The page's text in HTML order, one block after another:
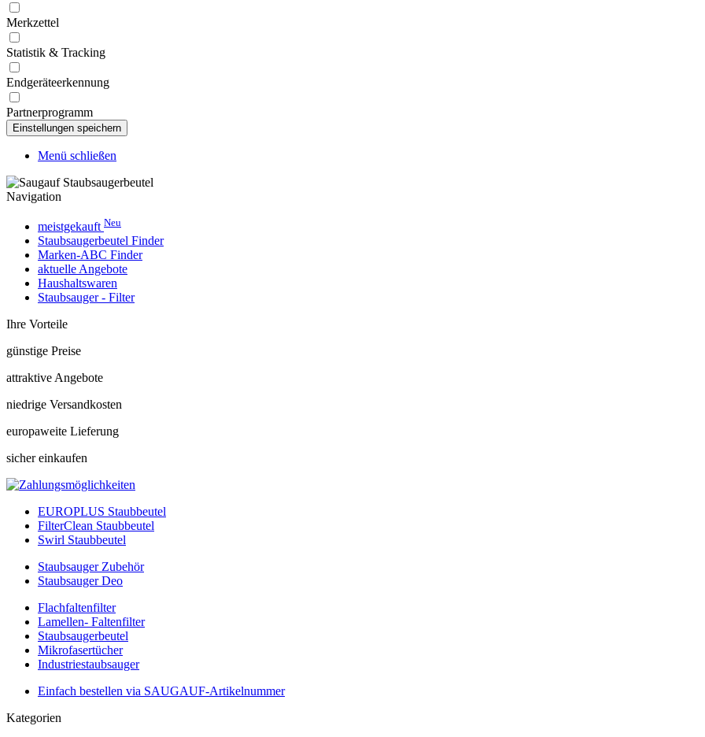
Merkzettel
Statistik & Tracking
Endgeräteerkennung
Partnerprogramm
Menü schließen
Navigation
meistgekauft Neu
Staubsaugerbeutel Finder
Marken-ABC Finder
aktuelle Angebote
Haushaltswaren
Staubsauger - Filter
Ihre Vorteile
günstige Preise
attraktive Angebote
niedrige Versandkosten
europaweite Lieferung
sicher einkaufen
EUROPLUS Staubbeutel
FilterClean Staubbeutel
Swirl Staubbeutel
Staubsauger Zubehör
Staubsauger Deo
Flachfaltenfilter
Lamellen- Faltenfilter
Staubsaugerbeutel
Mikrofasertücher
Industriestaubsauger
Einfach bestellen via SAUGAUF-Artikelnummer
Kategorien